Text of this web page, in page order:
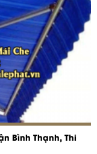
Bình Thạnh, Thi